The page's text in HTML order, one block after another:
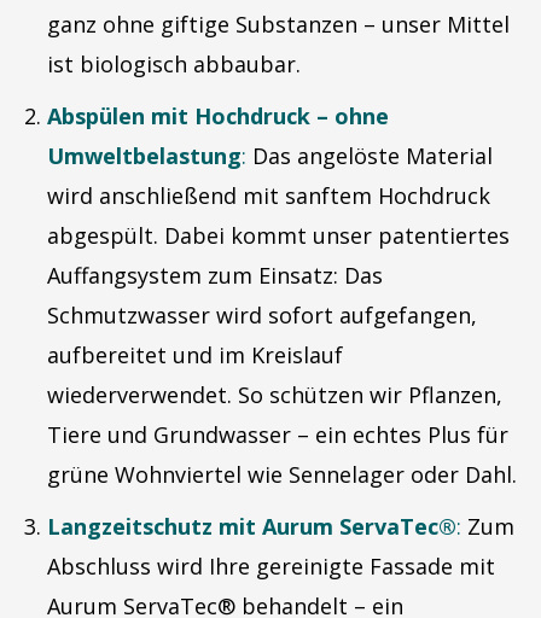
ganz ohne giftige Substanzen – unser Mittel
ist biologisch abbaubar.
Abspülen mit Hochdruck – ohne
Umweltbelastung: Das angelöste Material
wird anschließend mit sanftem Hochdruck
abgespült. Dabei kommt unser patentiertes
Auffangsystem zum Einsatz: Das
Schmutzwasser wird sofort aufgefangen,
aufbereitet und im Kreislauf
wiederverwendet. So schützen wir Pflanzen,
Tiere und Grundwasser – ein echtes Plus für
grüne Wohnviertel wie Sennelager oder Dahl.
Langzeitschutz mit Aurum ServaTec®: Zum
Abschluss wird Ihre gereinigte Fassade mit
Aurum ServaTec® behandelt – ein